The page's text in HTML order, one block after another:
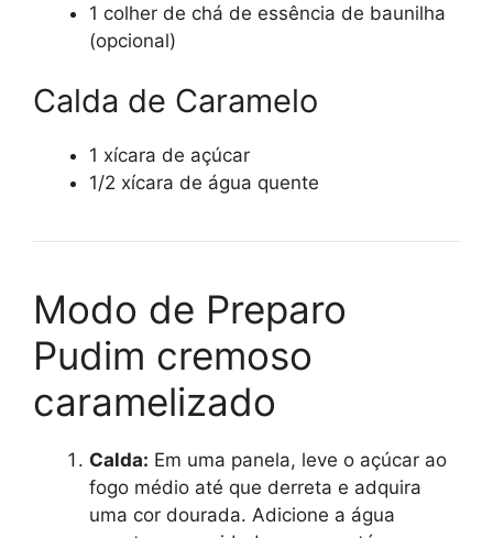
1 colher de chá de essência de baunilha
(opcional)
Calda de Caramelo
1 xícara de açúcar
1/2 xícara de água quente
Modo de Preparo
Pudim cremoso
caramelizado
Calda: Em uma panela, leve o açúcar ao
fogo médio até que derreta e adquira
uma cor dourada. Adicione a água